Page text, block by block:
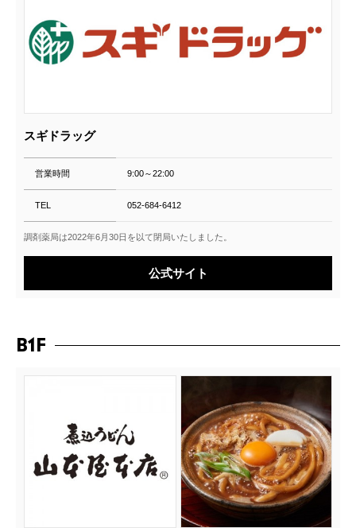
スギドラッグ
営業時間 9:00～22:00
TEL 052-684-6412
調剤薬局は2022年6月30日を以て閉局いたしました。
公式サイト
B1F